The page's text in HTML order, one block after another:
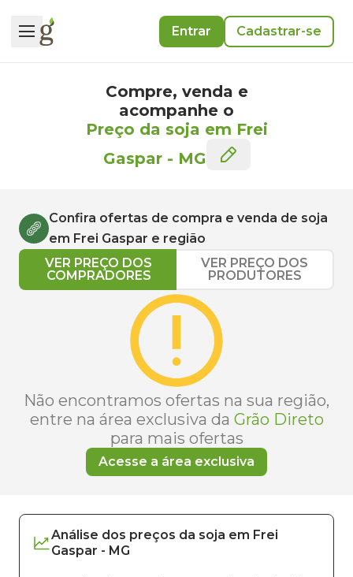
Entrar Cadastrar-se
Compre, venda e
acompanhe o
Preço da soja em Frei
Gaspar - MG
Confira ofertas de compra e venda de soja
em Frei Gaspar e região
VER PREÇO DOS
COMPRADORES
VER PREÇO DOS
PRODUTORES
Não encontramos ofertas na sua região,
entre na área exclusiva da Grão Direto
para mais ofertas
Acesse a área exclusiva
Análise dos preços da soja em Frei
Gaspar - MG